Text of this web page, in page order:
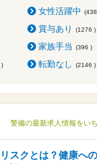
女性活躍中
賞与あり (1276 )
家族手当 (396 )
) 転勤なし (2146 )
警備の最新求人情報をい
スクとは？健康へ